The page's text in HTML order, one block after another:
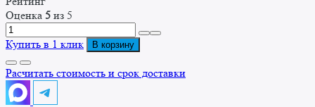
Оценка 5 из 5
Количество
товара
для
дефростации
туш
Купить в 1 клик В корзину
Расчитать стоимость и срок доставки